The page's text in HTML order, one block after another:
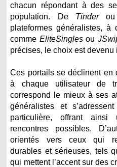
chacun répondant à des
population. De Tinder
plateformes généralistes,
comme EliteSinglesou
précises, le choix est devenu
Ces portails se déclinent en
à chaque utilisateur de
correspond le mieux à ses
généralistes et
particulière, offrant
rencontres possibles.
orientés vers ceux qui
durables et sérieuses, tels
qui mettent l’accent sur des